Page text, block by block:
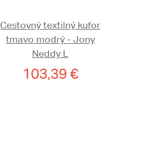
Cestovný textilný kufor
tmavo modrý - Jony
Neddy L
103,39 €